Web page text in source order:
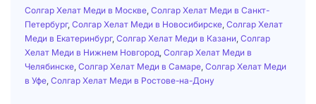
Солгар Хелат Меди в Москве Солгар Хелат Меди в Санкт-
Петербург, Солгар Хелат Меди в Новосибирске Солгар Хелат
Меди в Екатеринбург, Солгар Хелат Меди в Казани Солгар
Хелат Меди в Нижнем Новгород Солгар Хелат Меди в
Челябинске Солгар Хелат Меди в Самаре Солгар Хелат Меди
в Уфе Солгар Хелат Меди в Ростове-на-Дону